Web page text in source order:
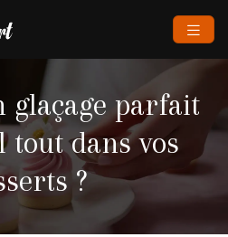
glaçage parfait
tout dans vos
?